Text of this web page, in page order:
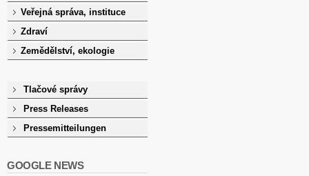
Veřejná správa, instituce
Zdraví
Zemědělství, ekologie
Tlačové správy
Press Releases
Pressemitteilungen
GOOGLE NEWS